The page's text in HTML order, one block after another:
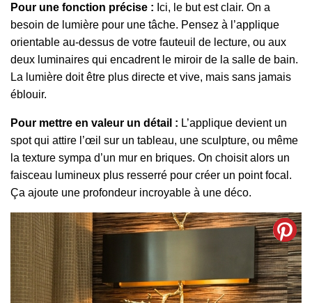
Pour une fonction précise : Ici, le but est clair. On a
besoin de lumière pour une tâche. Pensez à l’applique
orientable au-dessus de votre fauteuil de lecture, ou aux
deux luminaires qui encadrent le miroir de la salle de bain.
La lumière doit être plus directe et vive, mais sans jamais
éblouir.
Pour mettre en valeur un détail : L’applique devient un
spot qui attire l’œil sur un tableau, une sculpture, ou même
la texture sympa d’un mur en briques. On choisit alors un
faisceau lumineux plus resserré pour créer un point focal.
Ça ajoute une profondeur incroyable à une déco.